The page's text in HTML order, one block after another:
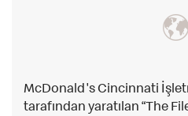
McDonald's Cincinnati
tarafından yaratılan “The